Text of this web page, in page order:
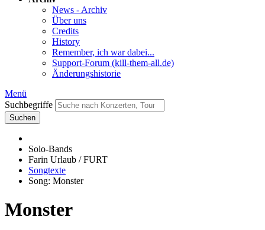
News - Archiv
Über uns
Credits
History
Remember, ich war dabei...
Support-Forum (kill-them-all.de)
Änderungshistorie
Menü
Suchbegriffe
Suchen
Solo-Bands
Farin Urlaub / FURT
Songtexte
Song: Monster
Monster